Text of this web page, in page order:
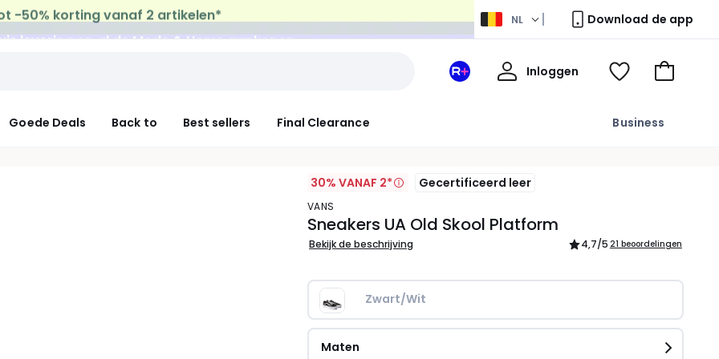
leveringop al de Mode & Home aankopen NL Download de app
Goede Deals Back to Best sellers Final Clearance Business
Mijn
Inloggen
Mijn
Kijk
Naar
30% VANAF 2* Gecertificeerd leer
VANS
Sneakers UA Old Skool Platform
Bekijk de beschrijving 4,7/5 21 beoordelingen
Zwart/Wit
Maten